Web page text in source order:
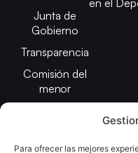
Para ofrecer las mejores
Junta de
Gobierno
Transparencia
Comisión del
menor